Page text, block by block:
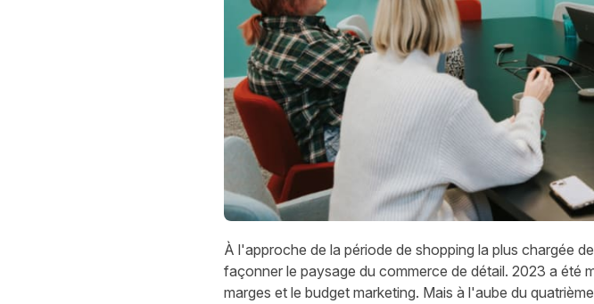
À l'approche de la période de shopping la plus chargée
façonner le paysage du commerce de détail. 2023 a été
marges et le budget marketing. Mais à l'aube du